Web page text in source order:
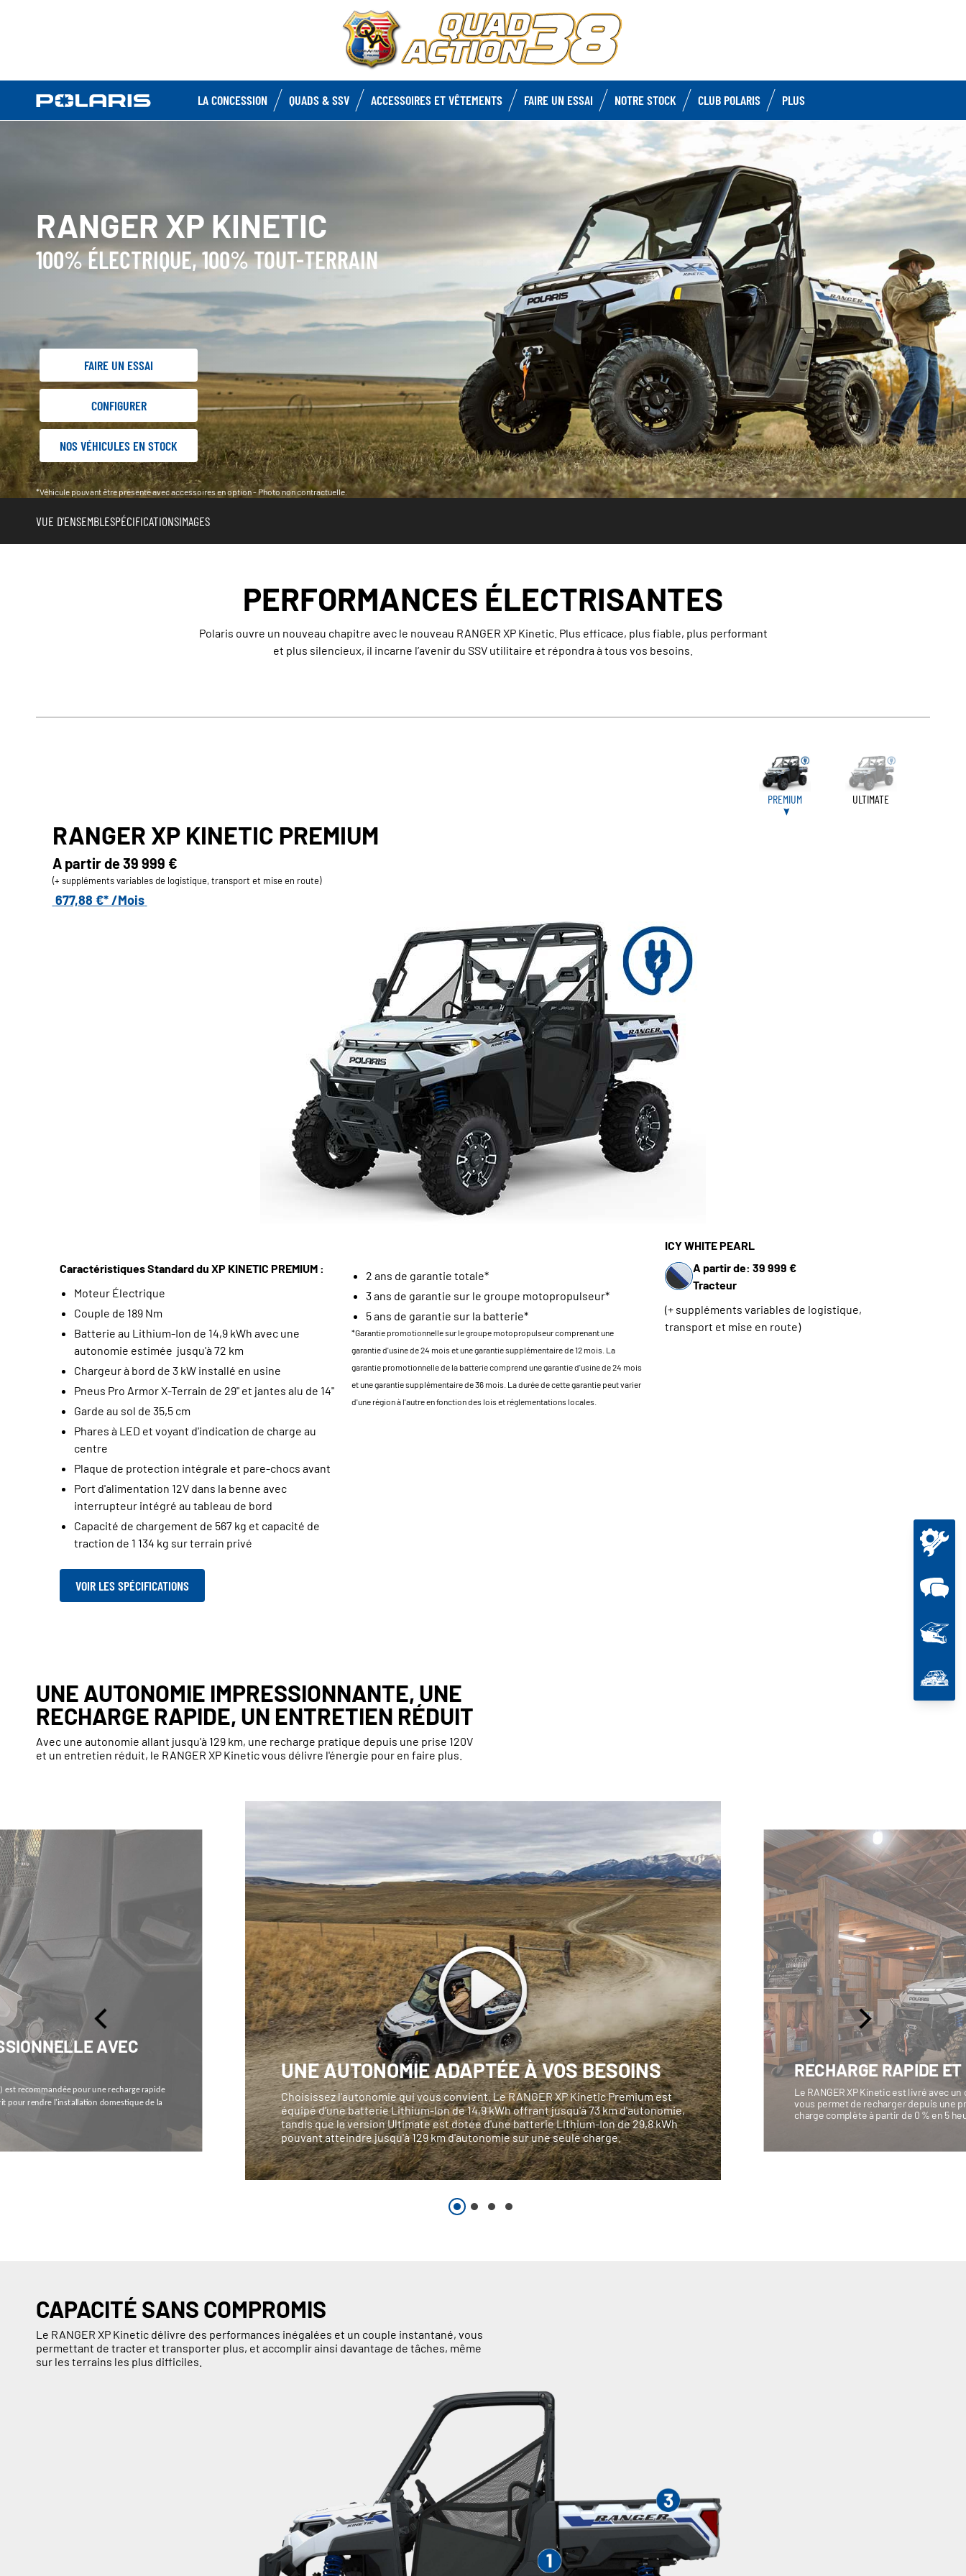
LA CONCESSION QUADS & SSV ACCESSOIRES ET VÊTEMENTS FAIRE UN ESSAI NOTRE STOCK CLUB POLARIS PLUS
RANGER XP KINETIC
100% ÉLECTRIQUE, 100% TOUT-TERRAIN
FAIRE UN ESSAI
CONFIGURER
NOS VÉHICULES EN STOCK
*Véhicule pouvant être présenté avec accessoires en option - Photo non contractuelle.
VUE D'ENSEMBLESPÉCIFICATIONSIMAGES
PERFORMANCES ÉLECTRISANTES
Polaris ouvre un nouveau chapitre avec le nouveau RANGER XP Kinetic. Plus efficace, plus fiable, plus performant
et plus silencieux, il incarne l’avenir du SSV utilitaire et répondra à tous vos besoins.
PREMIUM ULTIMATE
RANGER XP KINETIC PREMIUM
A partir de39 999 €
(+ suppléments variables de logistique, transport et mise en route)
677,88 €* /Mois
ICY WHITE PEARL
A partir de: 39 999 €
Tracteur
(+ suppléments variables de logistique,
transport et mise en route)
Caractéristiques Standard du XP KINETIC PREMIUM :
Moteur Électrique
Couple de 189 Nm
Batterie au Lithium-Ion de 14,9 kWh avec une
autonomie estimée jusqu'à 72 km
Chargeur à bord de 3 kW installé en usine
Pneus Pro Armor X-Terrain de 29" et jantes alu de 14"
Garde au sol de 35,5 cm
Phares à LED et voyant d'indication de charge au
centre
Plaque de protection intégrale et pare-chocs avant
Port d'alimentation 12V dans la benne avec
interrupteur intégré au tableau de bord
Capacité de chargement de 567 kg et capacité de
traction de 1 134 kg sur terrain privé
2 ans de garantie totale*
3 ans de garantie sur le groupe motopropulseur*
5 ans de garantie sur la batterie*
*Garantie promotionnelle sur le groupe motopropulseur comprenant une
garantie d'usine de 24 mois et une garantie supplémentaire de 12 mois. La
garantie promotionnelle de la batterie comprend une garantie d'usine de 24 mois
et une garantie supplémentaire de 36 mois. La durée de cette garantie peut varier
d'une région à l'autre en fonction des lois et réglementations locales.
VOIR LES SPÉCIFICATIONS
UNE AUTONOMIE IMPRESSIONNANTE, UNE
RECHARGE RAPIDE, UN ENTRETIEN RÉDUIT
Avec une autonomie allant jusqu'à 129 km, une recharge pratique depuis une prise 120V
et un entretien réduit, le RANGER XP Kinetic vous délivre l'énergie pour en faire plus.
AVEC
recommandée pour une recharge rapide
pour rendre l'installation domestique de la
UNE AUTONOMIE ADAPTÉE À VOS BESOINS
Choisissez l'autonomie qui vous convient. Le RANGER XP Kinetic Premium est
équipé d'une batterie Lithium-Ion de 14,9 kWh offrant jusqu'à 73 km d'autonomie,
tandis que la version Ultimate est dotée d'une batterie Lithium-Ion de 29,8 kWh
pouvant atteindre jusqu'à 129 km d'autonomie sur une seule charge.
RECHARGE RAPIDE
Le RANGER XP Kinetic est livré avec
vous permet de recharger depuis une
charge complète à partir de 0 % en 5
CAPACITÉ SANS COMPROMIS
Le RANGER XP Kinetic délivre des performances inégalées et un couple instantané, vous
permettant de tracter et transporter plus, et accomplir ainsi davantage de tâches, même
sur les terrains les plus difficiles.